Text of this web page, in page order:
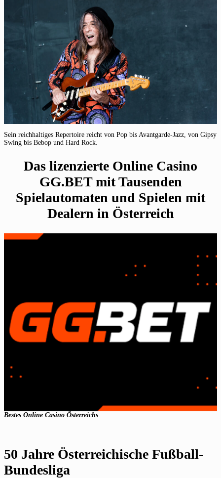
Sein reichhaltiges Repertoire reicht von Pop bis Avantgarde-Jazz, von Gipsy
Swing bis Bebop und Hard Rock.
Das lizenzierte Online Casino
GG.BET mit Tausenden
Spielautomaten und Spielen mit
Dealern in Österreich
Bestes Online Casino Österreichs
50 Jahre Österreichische Fußball-
Bundesliga